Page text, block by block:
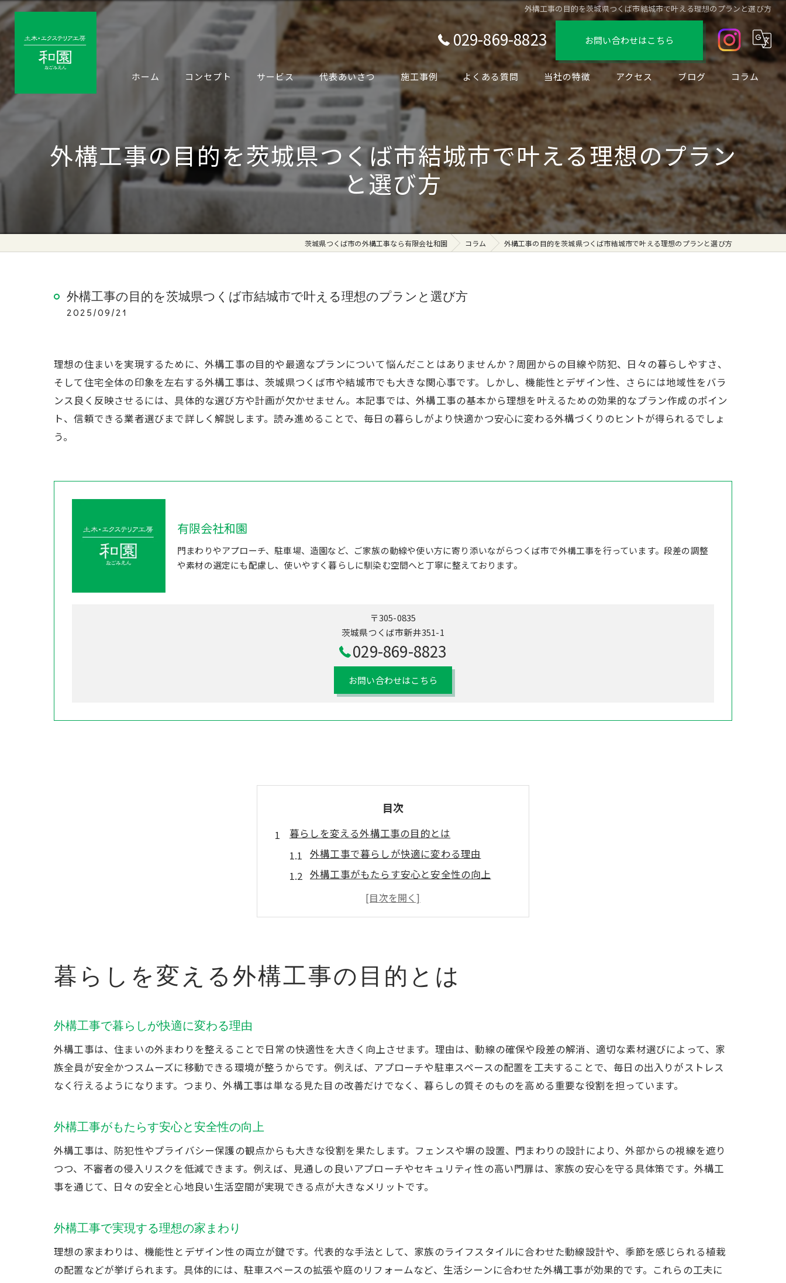
外構工事の目的を茨城県つくば市結城市で叶える理想のプランと選び方
029-869-8823 お問い合わせはこちら
ホーム コンセプト サービス 代表あいさつ 施工事例 よくある質問 当社の特徴
デザイン
フェンス
駐車場
ブロック
リノベーション
アクセス ブログ コラム
外構工事の目的を茨城県つくば市結城市で叶える理想のプラン
と選び方
茨城県つくば市の外構工事なら有限会社和園 コラム 外構工事の目的を茨城県つくば市結城市で叶える理想のプランと選び方
外構工事の目的を茨城県つくば市結城市で叶える理想のプランと選び方
2025/09/21
理想の住まいを実現するために、外構工事の目的や最適なプランについて悩んだことはありませんか？周囲からの目線や防犯、日々の暮らしやすさ、
そして住宅全体の印象を左右する外構工事は、茨城県つくば市や結城市でも大きな関心事です。しかし、機能性とデザイン性、さらには地域性をバラ
ンス良く反映させるには、具体的な選び方や計画が欠かせません。本記事では、外構工事の基本から理想を叶えるための効果的なプラン作成のポイン
ト、信頼できる業者選びまで詳しく解説します。読み進めることで、毎日の暮らしがより快適かつ安心に変わる外構づくりのヒントが得られるでしょ
う。
有限会社和園
門まわりやアプローチ、駐車場、造園など、ご家族の動線や使い方に寄り添いながらつくば市で外構工事を行っています。段差の調整
や素材の選定にも配慮し、使いやすく暮らしに馴染む空間へと丁寧に整えております。
〒305-0835
茨城県つくば市新井351-1
029-869-8823
お問い合わせはこちら
目次
暮らしを変える外構工事の目的とは
外構工事で暮らしが快適に変わる理由
外構工事がもたらす安心と安全性の向上
外構工事で実現する理想の家まわり
外構工事が住宅の印象に与える影響とは
外構工事で叶える理想の住まいづくり
外構工事で後悔しないプラン作成の秘訣
外構工事で叶える家族の快適な空間づくり
外構工事が暮らしの利便性を向上させる理由
外構工事で使いやすい動線を設計するコツ
快適な毎日を支える外構工事の役割
暮らしを変える外構工事の目的とは
外構工事で暮らしが快適に変わる理由
外構工事は、住まいの外まわりを整えることで日常の快適性を大きく向上させます。理由は、動線の確保や段差の解消、適切な素材選びによって、家
族全員が安全かつスムーズに移動できる環境が整うからです。例えば、アプローチや駐車スペースの配置を工夫することで、毎日の出入りがストレス
なく行えるようになります。つまり、外構工事は単なる見た目の改善だけでなく、暮らしの質そのものを高める重要な役割を担っています。
外構工事がもたらす安心と安全性の向上
外構工事は、防犯性やプライバシー保護の観点からも大きな役割を果たします。フェンスや塀の設置、門まわりの設計により、外部からの視線を遮り
つつ、不審者の侵入リスクを低減できます。例えば、見通しの良いアプローチやセキュリティ性の高い門扉は、家族の安心を守る具体策です。外構工
事を通じて、日々の安全と心地良い生活空間が実現できる点が大きなメリットです。
外構工事で実現する理想の家まわり
理想の家まわりは、機能性とデザイン性の両立が鍵です。代表的な手法として、家族のライフスタイルに合わせた動線設計や、季節を感じられる植栽
の配置などが挙げられます。具体的には、駐車スペースの拡張や庭のリフォームなど、生活シーンに合わせた外構工事が効果的です。これらの工夫に